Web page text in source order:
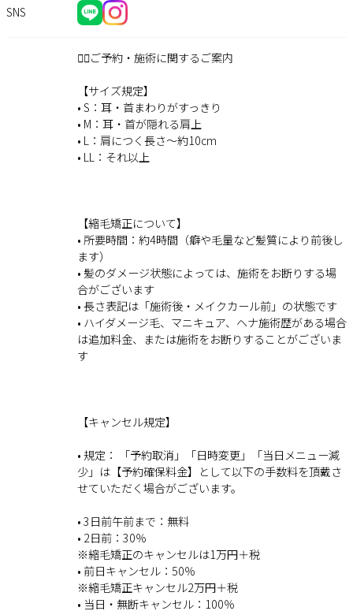
SNS
💇‍♀️ご予約・施術に関するご案内
【サイズ規定】
• S：耳・首まわりがすっきり
• M：耳・首が隠れる肩上
• L：肩につく長さ〜約10cm
• LL：それ以上
【縮毛矯正について】
• 所要時間：約4時間（癖や毛量など髪質により前後し
ます）
• 髪のダメージ状態によっては、施術をお断りする場
合がございます
• 長さ表記は「施術後・メイクカール前」の状態です
• ハイダメージ毛、マニキュア、ヘナ施術歴がある場合
は追加料金、または施術をお断りすることがございま
す
【キャンセル規定】
• 規定： 「予約取消」「日時変更」「当日メニュー減
少」は【予約確保料金】として以下の手数料を頂戴さ
せていただく場合がございます。
• 3日前午前まで：無料
• 2日前：30％
※縮毛矯正のキャンセルは1万円＋税
• 前日キャンセル：50％
※縮毛矯正キャンセル2万円＋税
• 当日・無断キャンセル：100％